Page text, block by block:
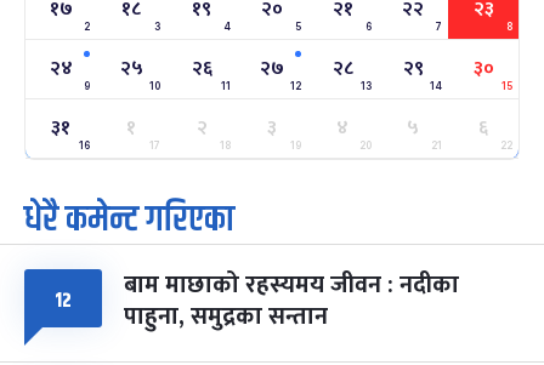
सोम फाल्गुन २४, २०८३- Mar 8, 2027
७ महिना बाँकी
२५
मंगल
ग्याल्पो ल्होसार
फाल्गुन २५, २०८३ Mar 9, 2027
७ महिना बाँकी
७
आइत
पूर्णिमा व्रत
चैत्र ७, २०८३-Mar 21, 2027
८ फागुपूर्णिमा
चैत्र ८, २०८३-Mar 22, 2027
७ महिना बाँकी
१७
2
१८
3
१९
4
२०
5
२१
6
२२
7
२३
8
२४
9
२५
10
२६
11
२७
12
२८
13
२९
14
३०
15
३१
16
१
17
२
18
३
19
४
20
५
21
६
22
धेरै कमेन्ट गरिएका
१२ बाम माछाको रहस्यमय जीवन : नदीका
पाहुना, समुद्रका सन्तान